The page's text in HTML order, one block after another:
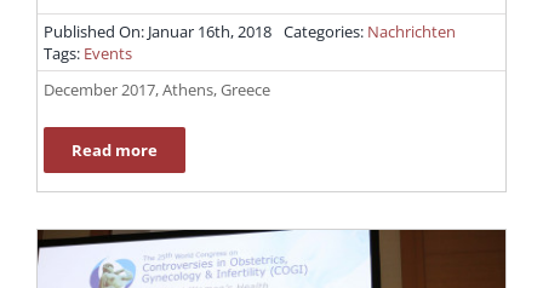
Published On: Januar 16th, 2018 Categories: Nachrichten
Tags: Events
December 2017, Athens, Greece
Read more